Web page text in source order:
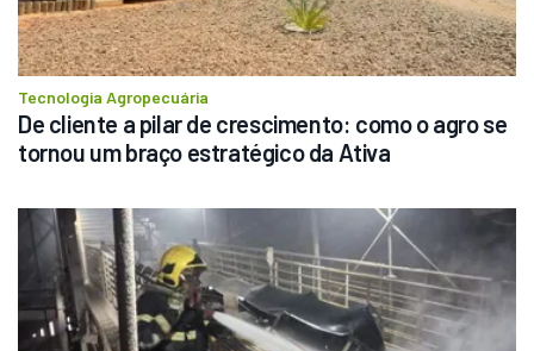
Tecnologia Agropecuária
De cliente a pilar de crescimento: como o agro se
tornou um braço estratégico da Ativa